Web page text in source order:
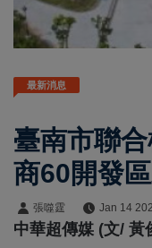
最新消息
臺南市聯合
商60開發
業與居住
張噬霆 Jan 14
中華超傳媒 (文/ 黃